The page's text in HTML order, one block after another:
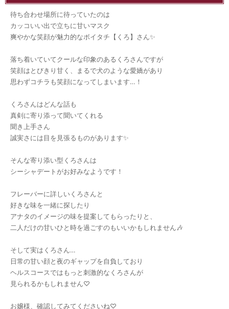
待ち合わせ場所に待っていたのは
カッコいい出で立ちに甘いマスク
爽やかな笑顔が魅力的なボイタチ【くろ】さん✨
落ち着いていてクールな印象のあるくろさんですが
笑顔はとびきり甘く、まるで犬のような愛嬌があり
思わずコチラも笑顔になってしまいます…！
くろさんはどんな話も
真剣に寄り添って聞いてくれる
聞き上手さん
誠実さには目を見張るものがあります✨
そんな寄り添い型くろさんは
シーシャデートがお好みなようです！
フレーバーに詳しいくろさんと
好きな味を一緒に探したり
アナタのイメージの味を提案してもらったりと、
二人だけの甘いひと時を過ごすのもいいかもしれません🎶
そして実はくろさん…
日常の甘い顔と夜のギャップを自負しており
ヘルスコースではもっと刺激的なくろさんが
見られるかもしれません♡
お嬢様、確認してみてくださいね♡